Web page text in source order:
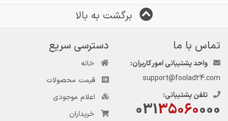
برگشت به بالا
تماس با ما
واحد پشتیبانی امور کاربران:
support@foolad24.com
تلفن پشتیبانی:
03135060000
دسترسی سریع
خانه
قیمت محصولات
اعلام موجودی
خریداران